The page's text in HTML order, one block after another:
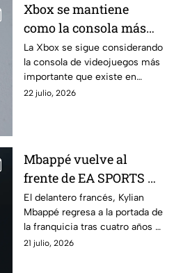
Xbox se mantiene
como la consola más
vendida en México;
estos millones factura
La Xbox se sigue considerando
la consola de videojuegos más
importante que existe en
México, al menos, en cuanto a
22 julio, 2026
Mbappé vuelve al
frente de EA SPORTS FC
27 y será la nueva
imagen del videojuego
El delantero francés, Kylian
Mbappé regresa a la portada de
la franquicia tras cuatro años y
encabezará una semana de
21 julio, 2026